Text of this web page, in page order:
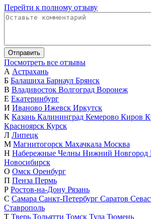
Перейти к полному отзыву
Отправить
Посмотреть все отзывы
А Астрахань
Б Балашиха Барнаул Брянск
В Владивосток Волгоград Воронеж
Е Екатеринбург
И Иваново Ижевск Иркутск
К Казань Калининград Кемерово Киров
Красноярск Курск
Л Липецк
М Магнитогорск Махачкала Москва
Н Набережные Челны Нижний Новгород
Новосибирск
О Омск Оренбург
П Пенза Пермь
Р Ростов-на-Дону Рязань
С Самара Санкт-Петербург Саратов
Ставрополь
Т Тверь Тольятти Томск Тула Тюмень